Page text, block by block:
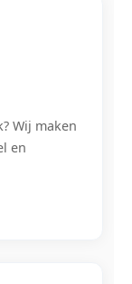
Wij maken
en